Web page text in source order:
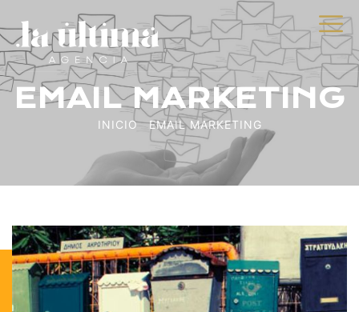
EMAIL MARKETING
INICIO EMAIL MARKETING